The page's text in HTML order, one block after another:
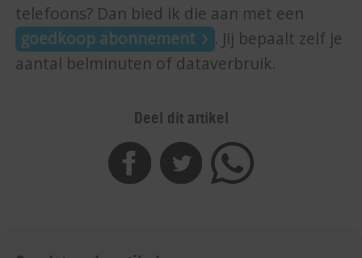
telefoons? Dan bied ik die aan met een
goedkoop abonnement
. Jij bepaalt zelf je
aantal belminuten of dataverbruik.
Deel dit artikel